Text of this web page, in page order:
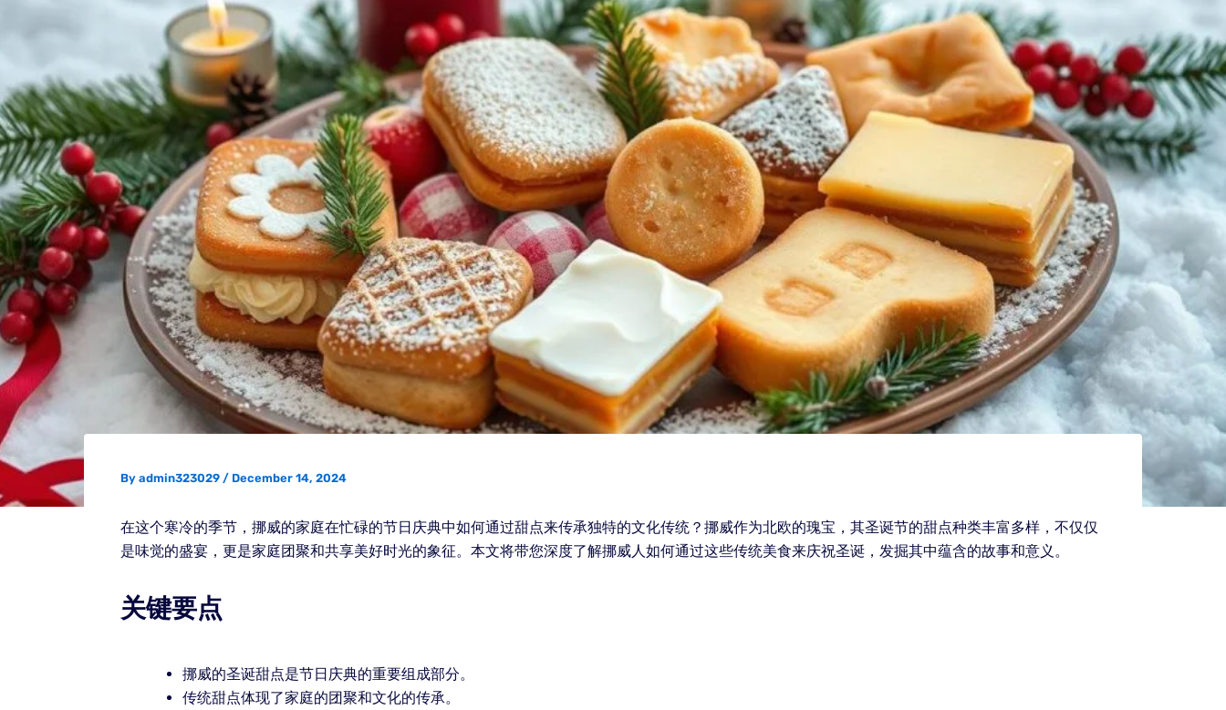
By admin323029 / December 14, 2024
在这个寒冷的季节，挪威的家庭在忙碌的节日庆典中如何通过甜点来传承独特的文化传统？挪威作为北欧的瑰宝，其圣诞节的甜点种类丰富多样，不仅仅
是味觉的盛宴，更是家庭团聚和共享美好时光的象征。本文将带您深度了解挪威人如何通过这些传统美食来庆祝圣诞，发掘其中蕴含的故事和意义。
关键要点
挪威的圣诞甜点是节日庆典的重要组成部分。
传统甜点体现了家庭的团聚和文化的传承。